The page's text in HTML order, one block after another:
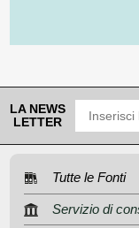
LA NEWS
LETTER
Tutte le Fonti
Servizio di